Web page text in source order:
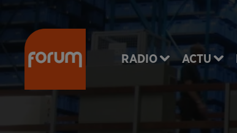
RADIO ACTU